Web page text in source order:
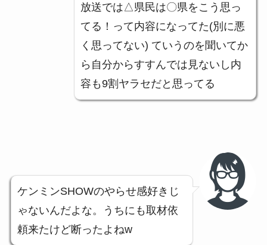
放送では△県民は〇県をこう思っ
てる！って内容になってた(別に悪
く思ってない) ていうのを聞いてか
ら自分からすすんでは見ないし内
容も9割ヤラセだと思ってる
ケンミンSHOWのやらせ感好きじ
ゃないんだよな。うちにも取材依
頼来たけど断ったよねw